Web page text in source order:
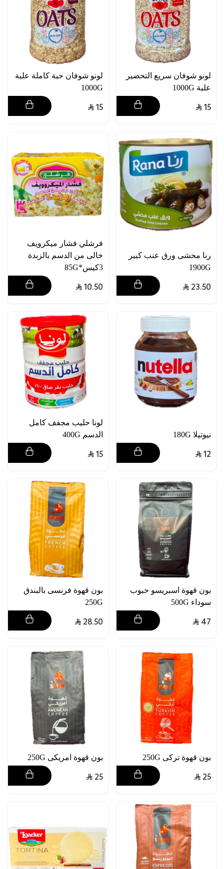
لونو شوفان سريع التحضير
علبة 1000G
15
لونو شوفان حبة كاملة علبة
1000G
15
رنا محشى ورق عنب كبير
1900G
23.50
فرشلي فشار ميكرويف
خالى من الدسم بالزبدة
3كيس*85G
10.50
نيوتيلا 180G
12
لونا حليب مجفف كامل
الدسم 400G
15
بون قهوة اسبريسو حبوب
سوداء 500G
47
بون قهوة فرنسى بالبندق
250G
28.50
بون قهوة تركى 250G
25
بون قهوة امريكى 250G
25